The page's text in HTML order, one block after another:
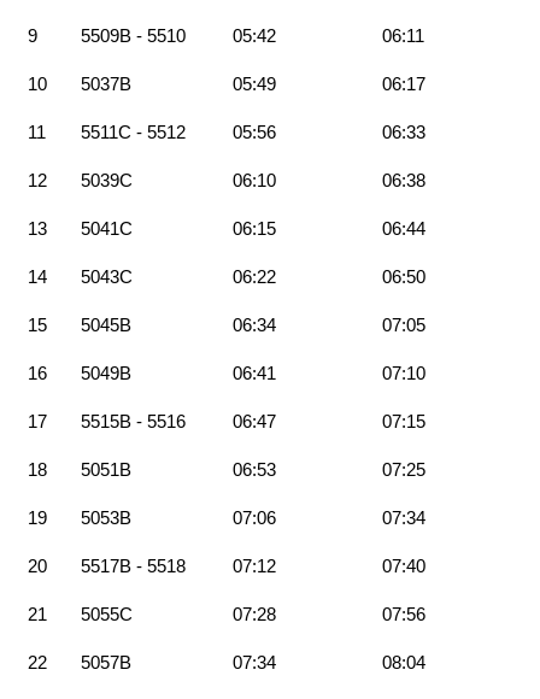
9 5509B - 5510 05:42 06:11
10 5037B 05:49 06:17
11 5511C - 5512 05:56 06:33
12 5039C 06:10 06:38
13 5041C 06:15 06:44
14 5043C 06:22 06:50
15 5045B 06:34 07:05
16 5049B 06:41 07:10
17 5515B - 5516 06:47 07:15
18 5051B 06:53 07:25
19 5053B 07:06 07:34
20 5517B - 5518 07:12 07:40
21 5055C 07:28 07:56
22 5057B 07:34 08:04